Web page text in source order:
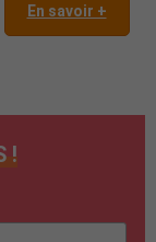
En savoir +
!